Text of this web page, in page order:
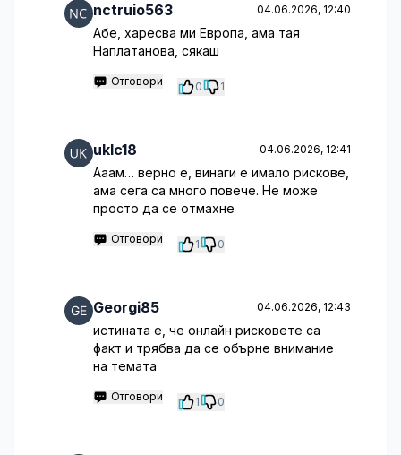
nctruio563 04.06.2026, 12:40
Абе, харесва ми Европа, ама тая
Наплатанова, сякаш
Отговори 0 1
uklc18 04.06.2026, 12:41
Ааам… верно е, винаги е имало рискове,
ама сега са много повече. Не може
просто да се отмахне
Отговори 1 0
Georgi85 04.06.2026, 12:43
истината е, че онлайн рисковете са
факт и трябва да се обърне внимание
на темата
Отговори 1 0